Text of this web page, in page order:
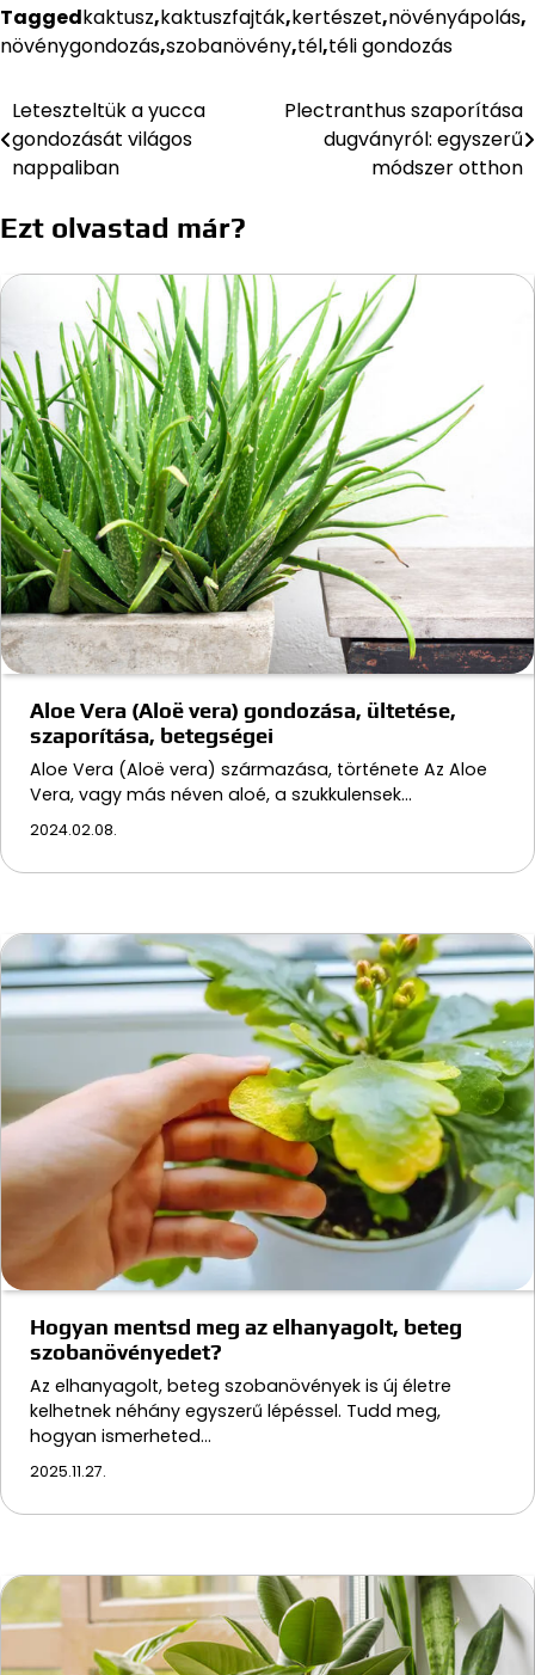
Taggedkaktusz,kaktuszfajták,kertészet,növényápolás,
növénygondozás,szobanövény,tél,téli gondozás
Bejegyzés
navigáció
Leteszteltük a yucca
gondozását világos
nappaliban
Plectranthus szaporítása
dugványról: egyszerű
módszer otthon
Ezt olvastad már?
Aloe Vera (Aloë vera) gondozása, ültetése,
szaporítása, betegségei
Aloe Vera (Aloë vera) származása, története Az Aloe
Vera, vagy más néven aloé, a szukkulensek…
2024.02.08.
Hogyan mentsd meg az elhanyagolt, beteg
szobanövényedet?
Az elhanyagolt, beteg szobanövények is új életre
kelhetnek néhány egyszerű lépéssel. Tudd meg,
hogyan ismerheted…
2025.11.27.